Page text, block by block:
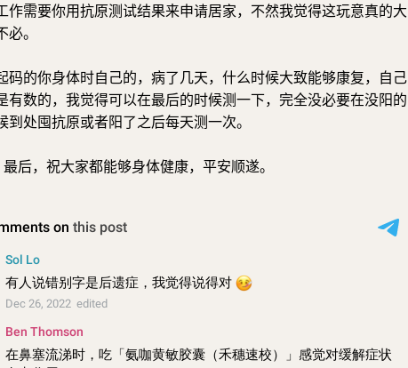
作需要你用抗原测试结果来申请居家，不然我觉得这玩意真的大
必。
码的你身体时自己的，病了几天，什么时候大致能够康复，自己
有数的，我觉得可以在最后的时候测一下，完全没必要在没阳的
到处囤抗原或者阳了之后每天测一次。
最后，祝大家都能够身体健康，平安顺遂。